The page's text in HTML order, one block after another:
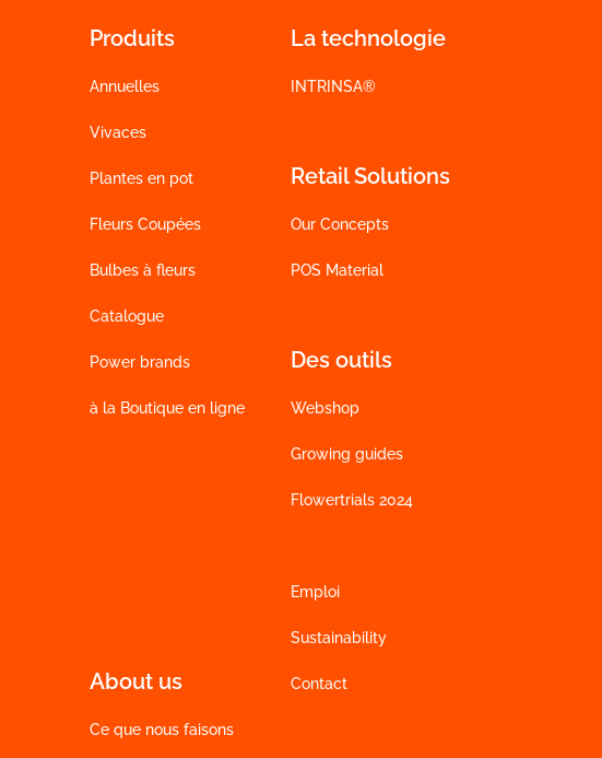
Produits
Annuelles
Vivaces
Plantes en pot
Fleurs Coupées
Bulbes à fleurs
Catalogue
Power brands
à la Boutique en ligne
La technologie
INTRINSA®
Retail Solutions
Our Concepts
POS Material
Des outils
Webshop
Growing guides
Flowertrials 2024
Emploi
Sustainability
About us
Ce que nous faisons
Contact